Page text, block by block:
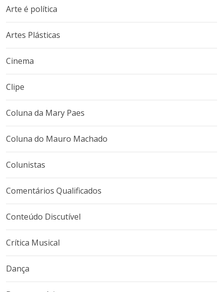
Arte é política
Artes Plásticas
Cinema
Clipe
Coluna da Mary Paes
Coluna do Mauro Machado
Colunistas
Comentários Qualificados
Conteúdo Discutível
Crítica Musical
Dança